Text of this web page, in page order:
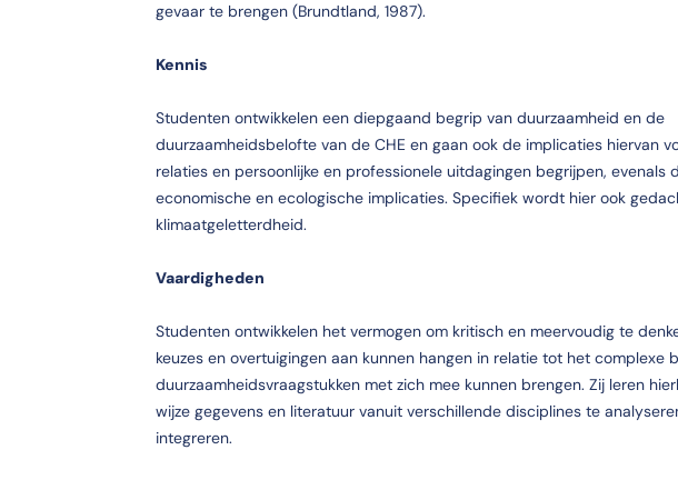
gevaar te brengen (Brundtland, 1987).
Kennis
Studenten ontwikkelen een diepgaand begrip van duurzaamheid en de
duurzaamheidsbelofte van de CHE en gaan ook de implicaties hiervan
relaties en persoonlijke en professionele uitdagingen begrijpen, evenals
economische en ecologische implicaties. Specifiek wordt hier ook
klimaatgeletterdheid.
Vaardigheden
Studenten ontwikkelen het vermogen om kritisch en meervoudig te
keuzes en overtuigingen aan kunnen hangen in relatie tot het complexe
duurzaamheidsvraagstukken met zich mee kunnen brengen. Zij leren
wijze gegevens en literatuur vanuit verschillende disciplines te
integreren.